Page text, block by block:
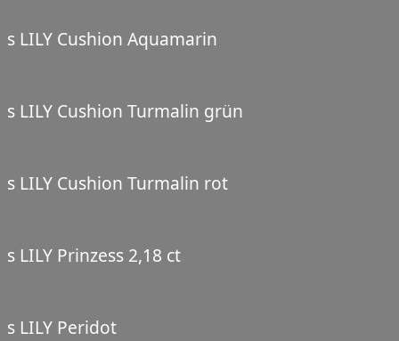
s LILY Cushion Aquamarin
s LILY Cushion Turmalin grün
s LILY Cushion Turmalin rot
s LILY Prinzess 2,18 ct
s LILY Peridot